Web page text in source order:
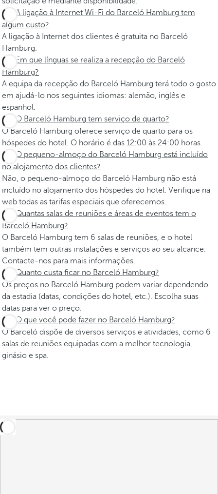
A ligação à Internet Wi-Fi do Barceló Hamburg tem
algum custo?
A ligação à Internet dos clientes é gratuita no Barceló
Hamburg.
Em que línguas se realiza a recepção do Barceló
Hamburg?
A equipa da recepção do Barceló Hamburg terá todo o gosto
em ajudá-lo nos seguintes idiomas: alemão, inglês e
espanhol.
O Barceló Hamburg tem serviço de quarto?
O Barceló Hamburg oferece serviço de quarto para os
hóspedes do hotel. O horário é das 12:00 às 24:00 horas.
O pequeno-almoço do Barceló Hamburg está incluído
no alojamento dos clientes?
Não, o pequeno-almoço do Barceló Hamburg não está
incluído no alojamento dos hóspedes do hotel. Verifique na
web todas as tarifas especiais que oferecemos.
Quantas salas de reuniões e áreas de eventos tem o
Barceló Hamburg?
O Barceló Hamburg tem 6 salas de reuniões, e o hotel
também tem outras instalações e serviços ao seu alcance.
Contacte-nos para mais informações.
Quanto custa ficar no Barceló Hamburg?
Os preços no Barceló Hamburg podem variar dependendo
da estadia (datas, condições do hotel, etc.). Escolha suas
datas para ver o preço.
O que você pode fazer no Barceló Hamburg?
O Barceló dispõe de diversos serviços e atividades, como 6
salas de reuniões equipadas com a melhor tecnologia,
ginásio e spa.